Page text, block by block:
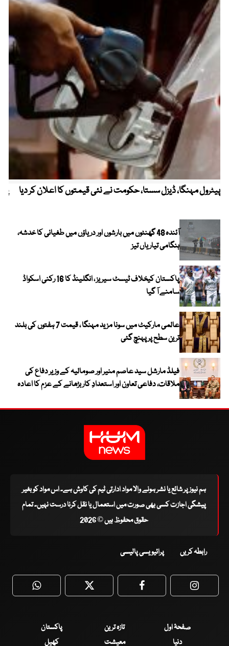
پیٹرول مہنگا، ڈیزل سستا، حکومت نے نئی قیمتوں کا اعلان کر دیا
آئندہ 48 گھنٹوں میں بارشوں اور دریاؤں میں طغیانی کا خدشہ،
ہنگامی تیاریاں تیز
پاکستان کیخلاف ٹیسٹ سیریز ، انگلینڈ کا 16 رکنی اسکواڈ
سامنے آ گیا
عالمی مارکیٹ میں سونا مزید مہنگا ، قیمت 7 ہفتوں کی بلند
ترین سطح پر پہنچ گئی
فیلڈ مارشل سید عاصم منیر اور صومالیہ کے وزیر دفاع کی
ملاقات، دفاعی تعاون اور استعدادِ کار بڑھانے کے عزم کا اعادہ
ہم نیوز پر شائع یا نشر ہونے والا مواد ادارتی ٹیم کی کاوش ہے۔ اس مواد کو بغیر
پیشگی اجازت کسی بھی صورت میں استعمال یا نقل کرنا درست نہیں۔ تمام
حقوق محفوظ ہیں © 2026
رابطہ کریں پرائیویسی پالیسی
WhatsApp Twitter Facebook
صفحۂ اول تازہ ترین
پاکستان
دنیا
معیشت کھیل